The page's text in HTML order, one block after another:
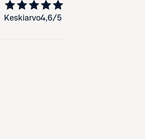
Keskiarvo4,6/5